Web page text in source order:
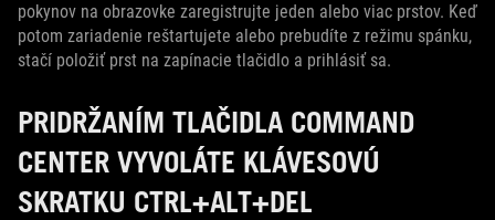
pokynov na obrazovke zaregistrujte jeden alebo viac prstov. Keď
potom zariadenie reštartujete alebo prebudíte z režimu spánku,
stačí položiť prst na zapínacie tlačidlo a prihlásiť sa.
PRIDRŽANÍM TLAČIDLA COMMAND
CENTER VYVOLÁTE KLÁVESOVÚ
SKRATKU CTRL+ALT+DEL